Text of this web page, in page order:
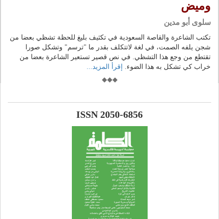
وميض
سلوى أبو مدين
تكتب الشاعرة والقاصة السعودية في تكثيف بليغ للحظة تشظي بعضا من
شجن يلفه الصمت، في لغة لاتتكلف بقدر ما "ترسم" وتشكل صورا
تقتطع من وجع هذا التشظي. في نص قصير تستعير الشاعرة بعضا من
خراب كي تشكل به هذا الضوء.
إقرأ المزيد...
ISSN 2050-6856